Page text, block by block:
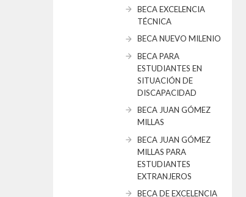
BECA EXCELENCIA
TÉCNICA
BECA NUEVO MILENIO
BECA PARA
ESTUDIANTES EN
SITUACIÓN DE
DISCAPACIDAD
BECA JUAN GÓMEZ
MILLAS
BECA JUAN GÓMEZ
MILLAS PARA
ESTUDIANTES
EXTRANJEROS
BECA DE EXCELENCIA